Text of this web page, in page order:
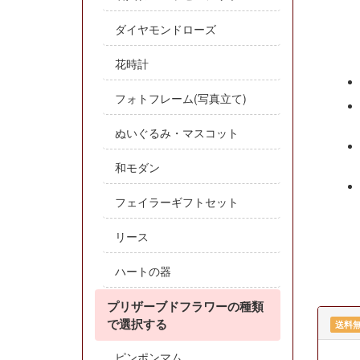
送料
ダイヤモンドローズ
花時計
フォトフレーム(写真立て)
ぬいぐるみ・マスコット
和モダン
フェイラーギフトセット
リース
ハートの器
プリザーブドフラワーの種類
で選択する
ピンポンマム